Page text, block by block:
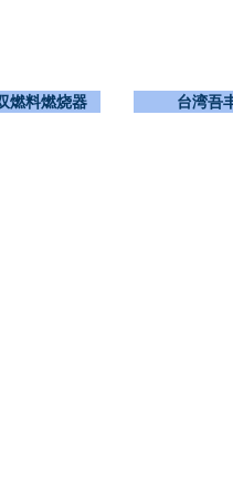
燃料燃烧器 台湾吾